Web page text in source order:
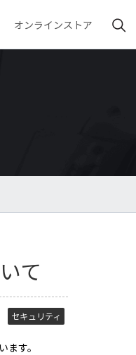
オンラインストア
て
セキュリティ
す。